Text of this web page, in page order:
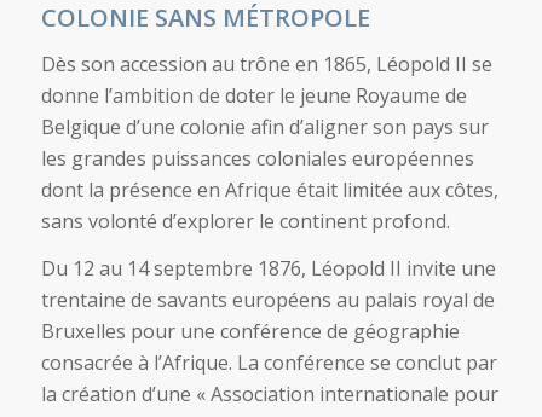
COLONIE SANS MÉTROPOLE
Dès son accession au trône en 1865, Léopold II se
donne l’ambition de doter le jeune Royaume de
Belgique d’une colonie afin d’aligner son pays sur
les grandes puissances coloniales européennes
dont la présence en Afrique était limitée aux côtes,
sans volonté d’explorer le continent profond.
Du 12 au 14 septembre 1876, Léopold II invite une
trentaine de savants européens au palais royal de
Bruxelles pour une conférence de géographie
consacrée à l’Afrique. La conférence se conclut par
la création d’une « Association internationale pour